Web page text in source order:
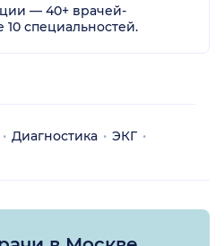
— 40+ врачей-
10 специальностей.
Диагностика
ЭКГ